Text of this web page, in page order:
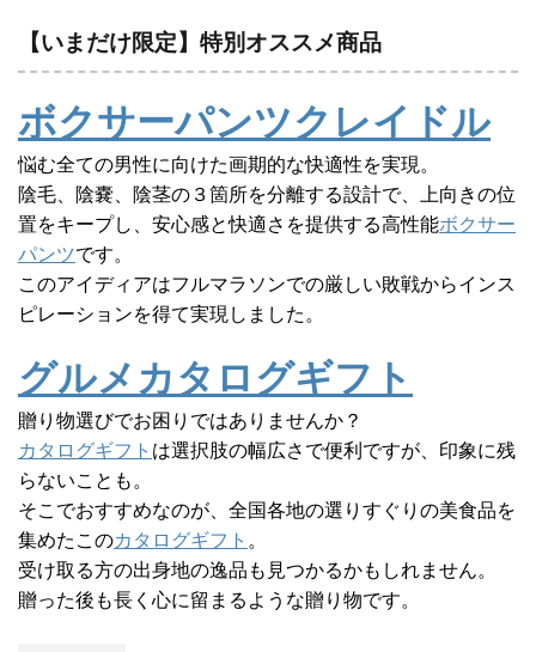
【いまだけ限定】特別オススメ商品
ボクサーパンツクレイドル
悩む全ての男性に向けた画期的な快適性を実現。
陰毛、陰嚢、陰茎の３箇所を分離する設計で、上向きの位
置をキープし、安心感と快適さを提供する高性能ボクサー
パンツです。
このアイディアはフルマラソンでの厳しい敗戦からインス
ピレーションを得て実現しました。
グルメカタログギフト
贈り物選びでお困りではありませんか？
カタログギフト は選択肢の幅広さで便利ですが、印象に残
らないことも。
そこでおすすめなのが、全国各地の選りすぐりの美食品を
集めたこのカタログギフト 。
受け取る方の出身地の逸品も見つかるかもしれません。
贈った後も長く心に留まるような贈り物です。